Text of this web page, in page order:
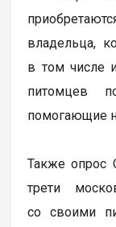
владельца,
в том числе
питомцев
помогающие
Также опрос
трети
со своими